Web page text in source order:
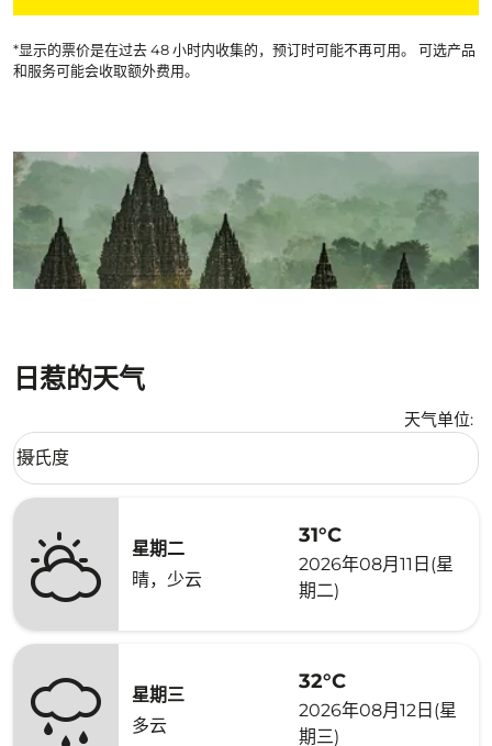
*显示的票价是在过去 48 小时内收集的，预订时可能不再可用。 可选产品
和服务可能会收取额外费用。
日惹的天气
天气单位:
Weather unit option 摄氏度 Selected
摄氏度
keyboard_arrow_down
星期二
晴，少云
31°C
2026年08月11日(星
期二)
星期三
多云
32°C
2026年08月12日(星
期三)